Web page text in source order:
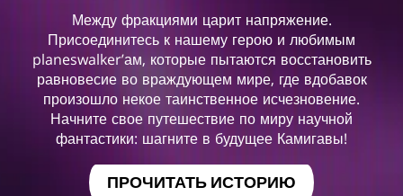
Между фракциями царит напряжение.
Присоединитесь к нашему герою и любимым
planeswalker’ам, которые пытаются восстановить
равновесие во враждующем мире, где вдобавок
произошло некое таинственное исчезновение.
Начните свое путешествие по миру научной
фантастики: шагните в будущее Камигавы!
ПРОЧИТАТЬ ИСТОРИЮ